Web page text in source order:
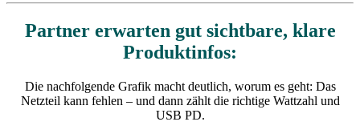
Partner erwarten gut sichtbare, klare
Produktinfos:
Die nachfolgende Grafik macht deutlich, worum es geht: Das
Netzteil kann fehlen – und dann zählt die richtige Wattzahl und
USB PD.